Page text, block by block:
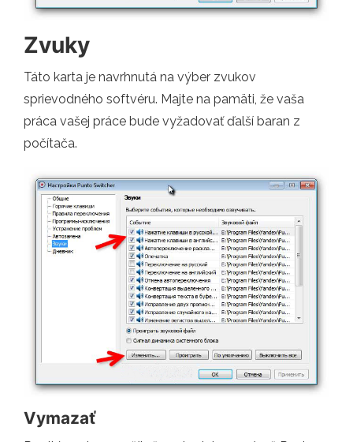
Zvuky
Táto karta je navrhnutá na výber zvukov
sprievodného softvéru. Majte na pamäti, že vaša
práca vašej práce bude vyžadovať ďalší baran z
počítača.
Vymazať